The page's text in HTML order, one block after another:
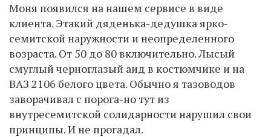
Моня появился на нашем сервисе в виде
клиента. Этакий дяденька-дедушка ярко-
семитской наружности и неопределенного
возраста. От 50 до 80 включительно. Лысый
смуглый черноглазый аид в костюмчике и на
ВАЗ 2106 белого цвета. Обычно я тазоводов
заворачивал с порога-но тут из
внутресемитской солидарности нарушил свои
принципы. И не прогадал.